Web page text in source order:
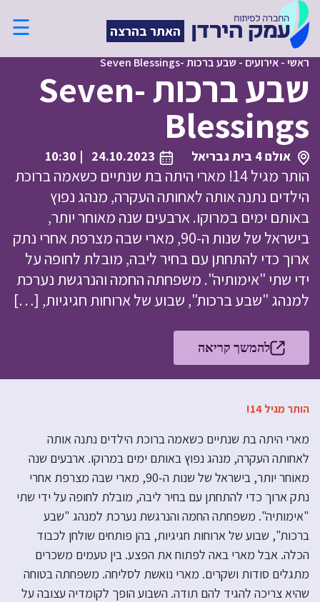
האתר בהרצה ☰
ראשי-אירועים - שבע ברכות -Seven Blessings
שבע ברכות -Seven
Blessings
אולם 4 בית גבריאל 24.10.2023
| 10:30
הותר מגיל 14! מארי היתה בת שנתיים כשאמה ברוכת
הילדים נתנה אותה לאחותה העקרה, מנהג נפוץ
באותם ימים במרוקו. ארבעים שנה מאוחר יותר,
בישראל של שנות ה-90, מארי שבה מצרפת אחרי נתק
ארוך כדי להתחתן עם בחיר ליבה, מובלת לחופה על
ידי שתי "אימותיה". משפחתה החמה והנרגשת נערכת
למנהג "שבע ברכות", שבוע של ארוחות חגיגיות, […]
להמשך קריאה
הותר מגיל 14!
מארי היתה בת שנתיים כשאמה ברוכת הילדים נתנה אותה
לאחותה העקרה, מנהג נפוץ באותם ימים במרוקו. ארבעים שנה
מאוחר יותר, בישראל של שנות ה-90, מארי שבה מצרפת אחרי
נתק ארוך כדי להתחתן עם בחיר ליבה, מובלת לחופה על ידי שתי
"אימותיה". משפחתה החמה והנרגשת נערכת למנהג "שבע
ברכות", שבוע של ארוחות חגיגיות, בהן פותחים שולחן לכבוד
הכלה. אבל מארי באה לפתוח את הפצע. בין טעמים משכרים
מתגלים סודות ושקרים. מארי נואשת לסליחה. משפחתה בטוחה
שהיא צריכה להגיד להם תודה. השבוע הופך לקומדיה עצובה על